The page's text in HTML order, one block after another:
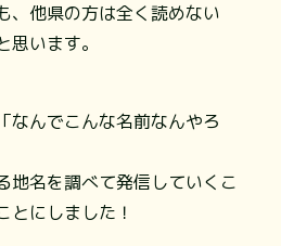
、他県の方は全く読めない
います。
なんでこんな名前なんやろ
地名を調べて発信していくこ
とにしました！